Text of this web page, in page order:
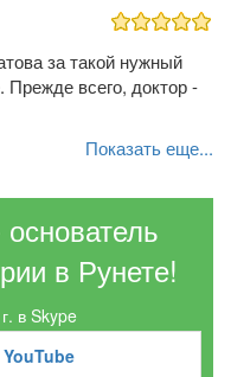
за такой нужный
Прежде всего, доктор -
Показать еще...
в Рунете!
в Skype